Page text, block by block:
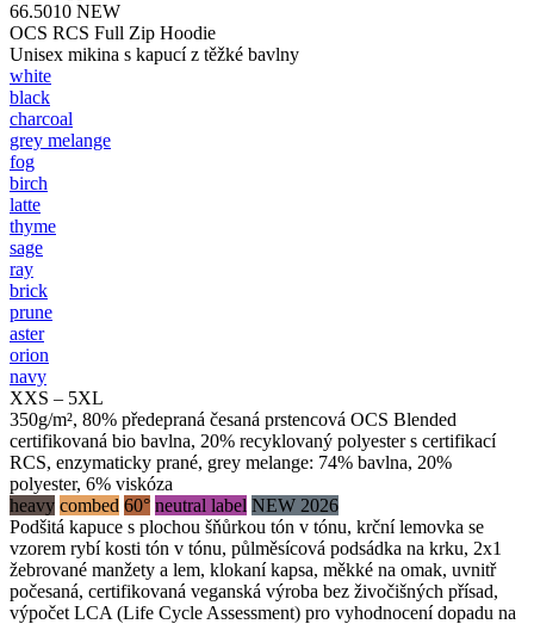
66.5010 NEW
OCS RCS Full Zip Hoodie
Unisex mikina s kapucí z těžké bavlny
white
black
charcoal
grey melange
fog
birch
latte
thyme
sage
ray
brick
prune
aster
orion
navy
XXS – 5XL
350g/m², 80% předepraná česaná prstencová OCS Blended
certifikovaná bio bavlna, 20% recyklovaný polyester s certifikací
RCS, enzymaticky prané, grey melange: 74% bavlna, 20%
polyester, 6% viskóza
heavy combed 60° neutral label NEW 2026
Podšitá kapuce s plochou šňůrkou tón v tónu, krční lemovka se
vzorem rybí kosti tón v tónu, půlměsícová podsádka na krku, 2x1
žebrované manžety a lem, klokaní kapsa, měkké na omak, uvnitř
počesaná, certifikovaná veganská výroba bez živočišných přísad,
výpočet LCA (Life Cycle Assessment) pro vyhodnocení dopadu na